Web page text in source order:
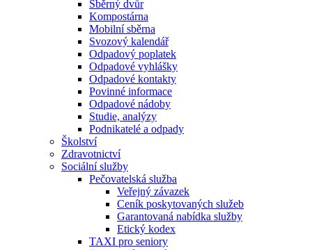
Sběrný dvůr
Kompostárna
Mobilní sběrna
Svozový kalendář
Odpadový poplatek
Odpadové vyhlášky
Odpadové kontakty
Povinné informace
Odpadové nádoby
Studie, analýzy
Podnikatelé a odpady
Školství
Zdravotnictví
Sociální služby
Pečovatelská služba
Veřejný závazek
Ceník poskytovaných služeb
Garantovaná nabídka služby
Etický kodex
TAXI pro seniory